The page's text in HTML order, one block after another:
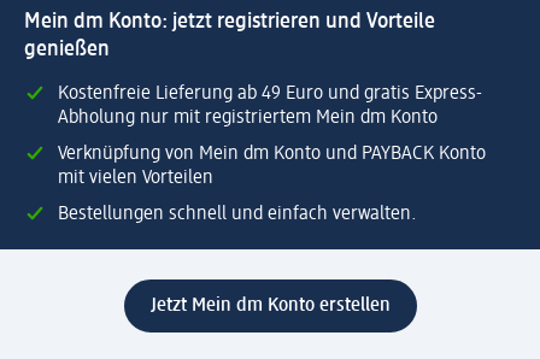
Mein dm Konto: jetzt registrieren und Vorteile
genießen
Kostenfreie Lieferung ab 49 Euro und gratis Express-
Abholung nur mit registriertem Mein dm Konto
Verknüpfung von Mein dm Konto und PAYBACK Konto
mit vielen Vorteilen
Bestellungen schnell und einfach verwalten.
Jetzt Mein dm Konto erstellen